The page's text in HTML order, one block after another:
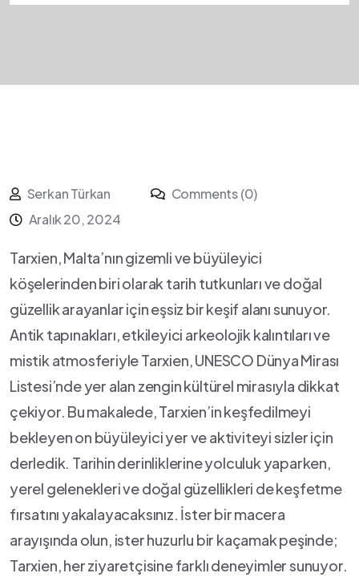
Serkan Türkan
Comments (0)
Aralık 20, 2024
Tarxien, Malta’nın gizemli ve büyüleyici
köşelerinden biri olarak tarih tutkunları ‌ve doğal
güzellik arayanlar için eşsiz‌ bir keşif alanı sunuyor.
Antik tapınakları, etkileyici arkeolojik kalıntıları ve
mistik atmosferiyle Tarxien, UNESCO Dünya ⁣Mirası
Listesi’nde yer alan zengin kültürel mirasıyla dikkat
çekiyor.⁣ Bu makalede, Tarxien’in keşfedilmeyi
bekleyen on büyüleyici yer ve aktiviteyi sizler için
derledik. Tarihin derinliklerine yolculuk yaparken,
yerel gelenekleri ve doğal güzellikleri de keşfetme
fırsatını yakalayacaksınız.‍ İster ⁤bir⁢ macera
arayışında olun, ister huzurlu bir kaçamak⁢ peşinde;
Tarxien, her ziyaretçisine farklı deneyimler sunuyor.